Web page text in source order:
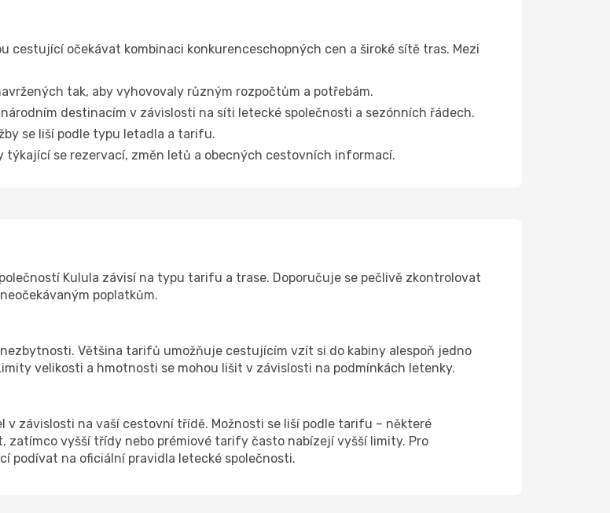
cestující očekávat kombinaci konkurenceschopných cen a široké sítě tras. Mezi
tak, aby vyhovovaly různým rozpočtům a potřebám.
destinacím v závislosti na síti letecké společnosti a sezónních řádech.
se liší podle typu letadla a tarifu.
týkající se rezervací, změn letů a obecných cestovních informací.
Kulula závisí na typu tarifu a trase. Doporučuje se pečlivě zkontrolovat
poplatkům.
Většina tarifů umožňuje cestujícím vzít si do kabiny alespoň jedno
velikosti a hmotnosti se mohou lišit v závislosti na podmínkách letenky.
v závislosti na vaší cestovní třídě. Možnosti se liší podle tarifu – některé
zatímco vyšší třídy nebo prémiové tarify často nabízejí vyšší limity. Pro
podívat na oficiální pravidla letecké společnosti.